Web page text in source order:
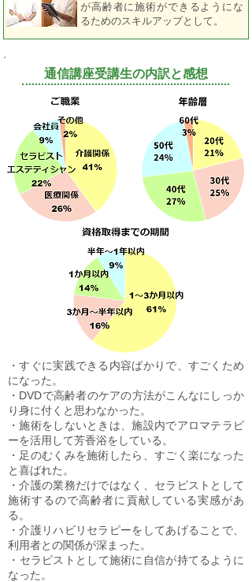
が高齢者に施術ができるようにな
るためのスキルアップとして。
通信講座受講生の内訳と感想
・すぐに実践できる内容ばかりで、すごくため
になった。
・DVDで高齢者のケアの方法がこんなにしっか
り身に付くと思わなかった。
・施術をしないときは、施設内でアロマテラピ
ーを活用して芳香浴をしている。
・足のむくみを施術したら、すごく楽になった
と喜ばれた。
・介護の業務だけではなく、セラピストとして
施術するので高齢者に貢献している実感があ
る。
・介護リハビリセラピーをしてあげることで、
利用者との関係が深まった。
​・セラピストとして施術に自信が持てるように
なった。​